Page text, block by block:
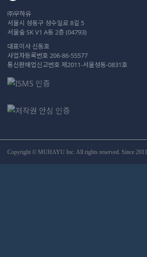
㈜무하유
서울시 성동구 성수일로 8길 5
서울숲 SK V1 A동 2층 (04793)
대표이사 신동호
사업자등록번호 206-86-55577
통신판매업신고번호 제2011-서울성동-0831호
Copyright © MUHAYU Inc. All rights reserved. Since 2011